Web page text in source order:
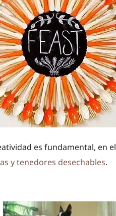
es fundamental, en
y tenedores desechables.